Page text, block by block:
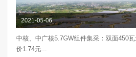
2021-05-06
中核、中广核5.7GW组件集采：双面450
价1.74元...